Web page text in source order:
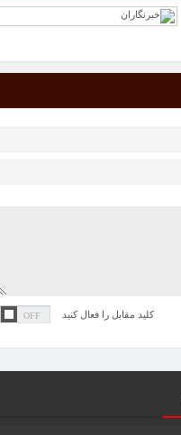
کلید مقابل را فعال کنید